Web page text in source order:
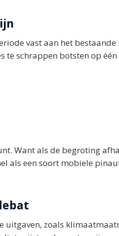
vast aan het bestaande
te schrappen botsten op
Want als de begroting
als een soort mobiele
uitgaven, zoals